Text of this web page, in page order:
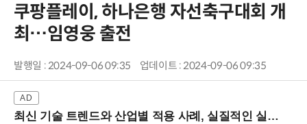
쿠팡플레이, 하나은행 자선축구대회 개
최…임영웅 출전
발행일 : 2024-09-06 09:35 업데이트 : 2024-09-06 09:35
최신 기술 트렌드와 산업별 적용 사례, 실질적인 실행 전략을 공유 (9/18 양재역)